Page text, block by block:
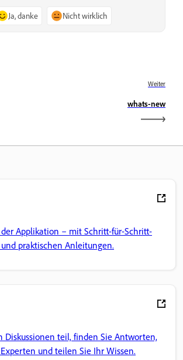
Ja, danke Nicht wirklich
Weiter
whats-new
Applikation – mit Schritt-für-Schritt-
praktischen Anleitungen.
Diskussionen teil, finden Sie Antworten,
und teilen Sie Ihr Wissen.